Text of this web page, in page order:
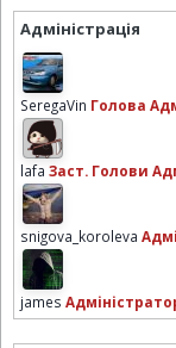
Адміністрація
SeregaVin Голова
lafa Заст. Голови
snigova_koroleva
james